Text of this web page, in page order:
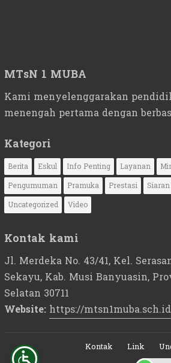
MTsN 1 MUBA
Kami menyelenggarakan
menengah pertama dengan
Kategori
Berita Eskul Info Penting Layanan
Pengumuman
Pramuka Prestasi
Uncategorized
Video
Kontak kami
Jl. Merdeka No. 43/41, Kel.
Sekayu, Kab. Musi Banyuasin,
Selatan 30711
Website: https://mtsn1muba.sch.id
Kontak Link